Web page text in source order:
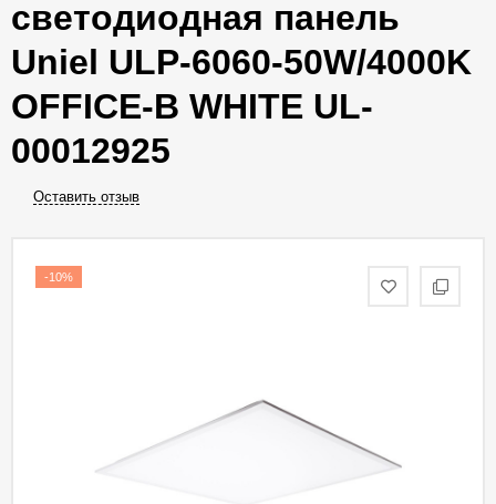
светодиодная панель
Uniel ULP-6060-50W/4000K
OFFICE-B WHITE UL-
00012925
Оставить отзыв
-10%